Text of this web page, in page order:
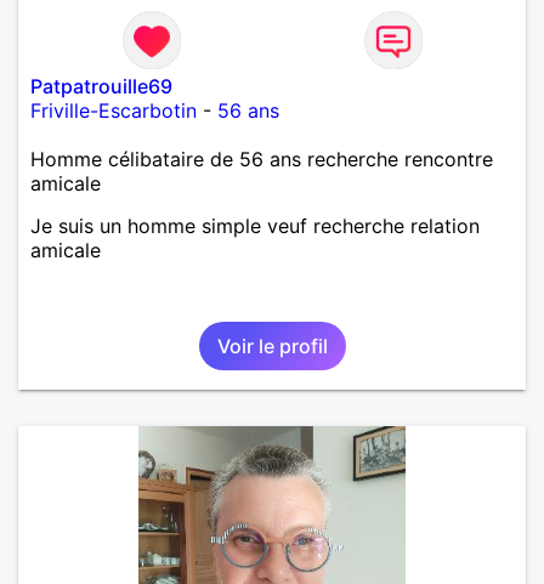
Patpatrouille69
Friville-Escarbotin - 56 ans
Homme célibataire de 56 ans recherche rencontre
amicale
Je suis un homme simple veuf recherche relation
amicale
Voir le profil